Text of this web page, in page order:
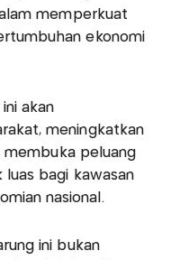
memperkuat
ekonomi
akan
meningkatkan
membuka peluang
bagi kawasan
nasional.
ini bukan